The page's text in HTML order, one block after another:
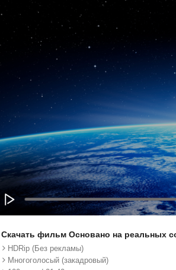
Скачать фильм Основано на реальных
HDRip (Без рекламы)
Многоголосый (закадровый)